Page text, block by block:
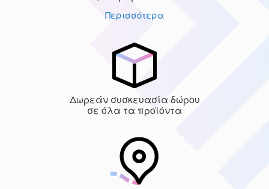
Περισσότερα
Δωρεάν συσκευασία δώρου
σε όλα τα προϊόντα